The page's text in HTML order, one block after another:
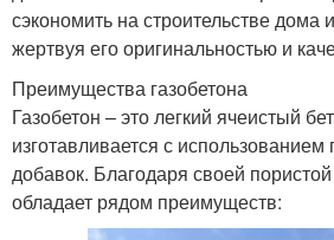
сэкономить на строительстве дома
жертвуя его оригинальностью и
Преимущества газобетона
Газобетон – это легкий ячеистый
изготавливается с
добавок. Благодаря своей пористой
обладает рядом преимуществ: